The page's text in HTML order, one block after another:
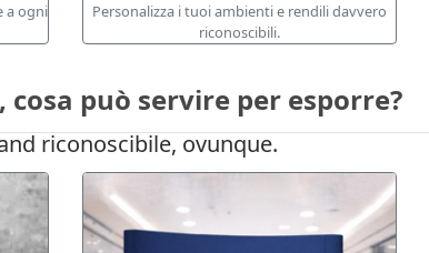
a ogni
Personalizza i tuoi ambienti e rendili davvero
riconoscibili.
può servire per esporre?
riconoscibile, ovunque.